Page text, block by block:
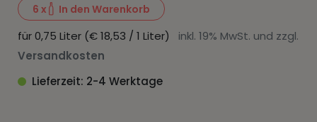
6 x In den Warenkorb
für 0,75 Liter (€ 18,53 / 1 Liter) inkl. 19% MwSt. und zzgl.
Versandkosten
Lieferzeit: 2-4 Werktage